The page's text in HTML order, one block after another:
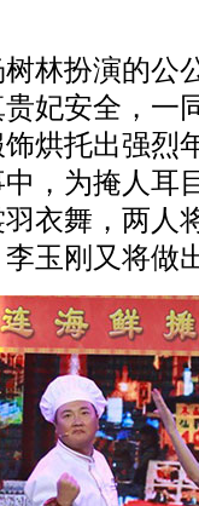
扮演的公
妃安全，一
烘托出强烈
，为掩人耳
衣舞，两人
玉刚又将做